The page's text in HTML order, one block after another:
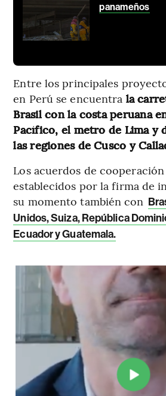
panameños
Entre los principales
en Perú se encuentra la
Brasil con la costa peruana
Pacífico, el metro de Lima y
las regiones de Cusco y
Los acuerdos de
establecidos por la firma de
su momento también con
Unidos, Suiza, República
Ecuador y Guatemala.